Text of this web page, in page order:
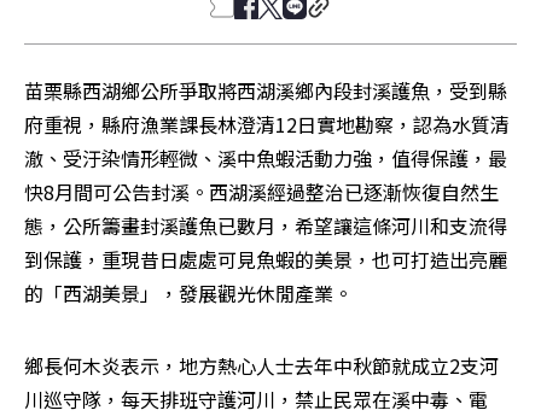
苗栗縣西湖鄉公所爭取將西湖溪鄉內段封溪護魚，受到縣
府重視，縣府漁業課長林澄清12日實地勘察，認為水質清
澈、受汙染情形輕微、溪中魚蝦活動力強，值得保護，最
快8月間可公告封溪。西湖溪經過整治已逐漸恢復自然生
態，公所籌畫封溪護魚已數月，希望讓這條河川和支流得
到保護，重現昔日處處可見魚蝦的美景，也可打造出亮麗
的「西湖美景」，發展觀光休閒產業。
鄉長何木炎表示，地方熱心人士去年中秋節就成立2支河
川巡守隊，每天排班守護河川，禁止民眾在溪中毒、電